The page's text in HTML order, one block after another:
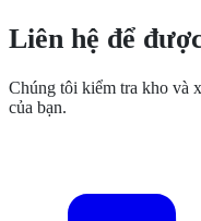
Liên hệ để
Chúng tôi kiểm tra kho và
của bạn.